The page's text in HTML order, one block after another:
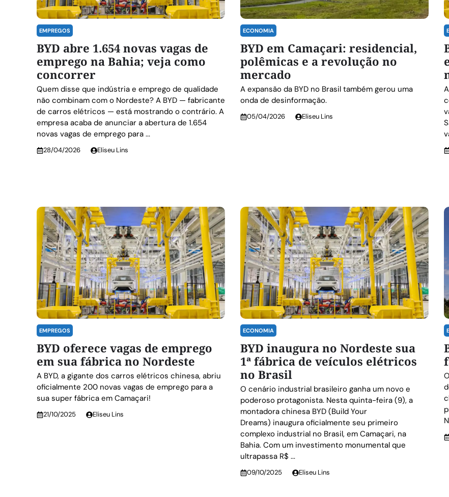
EMPREGOS
BYD abre 1.654 novas vagas de
emprego na Bahia; veja como
concorrer
Quem disse que indústria e emprego de qualidade
não combinam com o Nordeste? A BYD — fabricante
de carros elétricos — está mostrando o contrário. A
empresa acaba de anunciar a abertura de 1.654
novas vagas de emprego para ...
28/04/2026 Eliseu Lins
ECONOMIA
BYD em Camaçari: residencial,
polêmicas e a revolução no
mercado
A expansão da BYD no Brasil também gerou uma
onda de desinformação.
05/04/2026 Eliseu Lins
EMPREGOS
BYD oferece vagas de emprego
em sua fábrica no Nordeste
A BYD, a gigante dos carros elétricos chinesa, abriu
oficialmente 200 novas vagas de emprego para a
sua super fábrica em Camaçari!
21/10/2025 Eliseu Lins
ECONOMIA
BYD inaugura no Nordeste sua
1ª fábrica de veículos elétricos
no Brasil
O cenário industrial brasileiro ganha um novo e
poderoso protagonista. Nesta quinta-feira (9), a
montadora chinesa BYD (Build Your
Dreams) inaugura oficialmente seu primeiro
complexo industrial no Brasil, em Camaçari, na
Bahia. Com um investimento monumental que
ultrapassa R$ ...
09/10/2025 Eliseu Lins